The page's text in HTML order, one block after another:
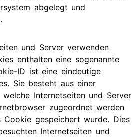
abgelegt und
und Server verwenden
enthalten eine sogenannte
ID ist eine eindeutige
Sie besteht aus einer
Internetseiten und Server
zugeordnet werden
Cookie gespeichert wurde. Dies
Internetseiten und